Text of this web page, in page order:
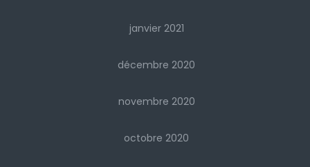
janvier 2021
décembre 2020
novembre 2020
octobre 2020